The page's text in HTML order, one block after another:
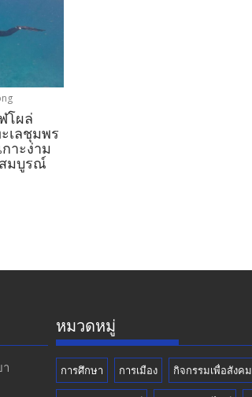
โผล่
เลชุมพร
าะง่าม
มบูรณ์
หมวดหมู่
การศึกษา การเมือง กิจกรรมเพื่อสังคม